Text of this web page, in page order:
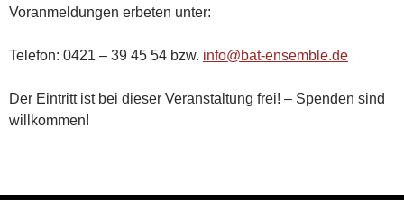
Voranmeldungen erbeten unter:
Telefon: 0421 – 39 45 54 bzw. info@bat-ensemble.de
Der Eintritt ist bei dieser Veranstaltung frei! – Spenden sind
willkommen!